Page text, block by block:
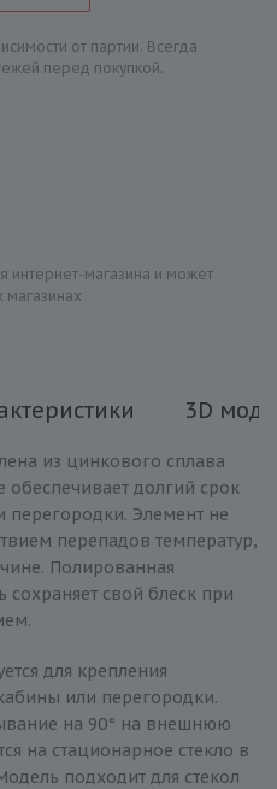
от партии. Всегда
перед покупкой.
интернет-магазина и может
магазинах
3D
из цинкового сплава
долгий срок
Элемент не
перепадов температур,
Полированная
свой блеск при
для крепления
или перегородки.
на 90° на внешнюю
на стационарное стекло в
подходит для стекол